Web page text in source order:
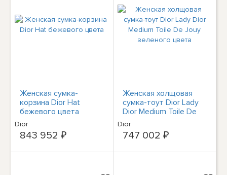
Женская сумка-
корзина Dior Hat
бежевого цвета
Dior
843 952 ₽
Женская холщовая
сумка-тоут Dior Lady
Dior Medium Toile De
Jouy зеленого цвета
Dior
747 002 ₽